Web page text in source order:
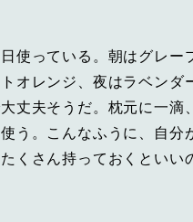
使っている。朝はグレー
オレンジ、夜はラベンダ
丈夫そうだ。枕元に一滴
う。こんなふうに、自分
くさん持っておくといい